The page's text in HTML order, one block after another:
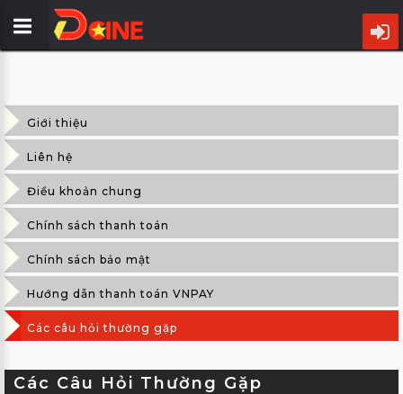
LỊCH
CHIẾU
PHIM
CỤM
RẠP
ƯU
ĐÃI
ĐIỆN
Giới thiệu
Liên hệ
Điều khoản chung
Chính sách thanh toán
Chính sách bảo mật
Hướng dẫn thanh toán VNPAY
Các câu hỏi thường gặp
Các Câu Hỏi Thường Gặp